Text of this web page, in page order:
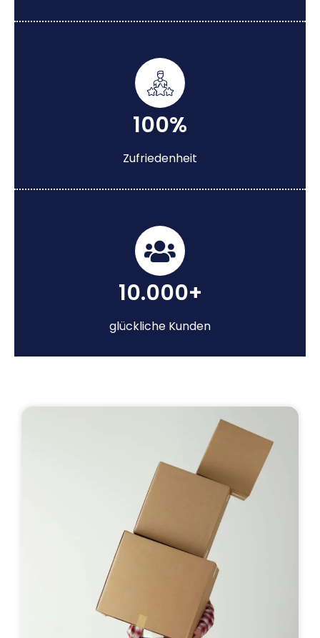
100%
Zufriedenheit
10.000+
glückliche Kunden